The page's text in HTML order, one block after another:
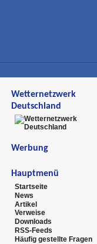
Wetternetzwerk
Deutschland
Werbung
Hauptmenü
Startseite
News
Artikel
Verweise
Downloads
RSS-Feeds
Häufig gestellte Fragen